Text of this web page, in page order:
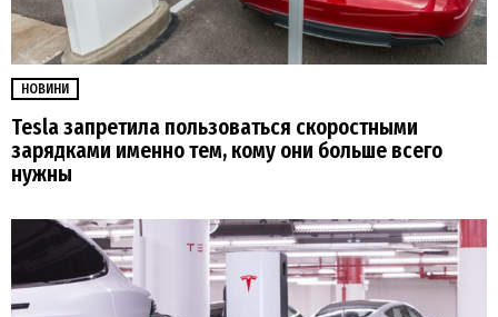
НОВИНИ
Tesla запретила пользоваться скоростными
зарядками именно тем, кому они больше всего
нужны